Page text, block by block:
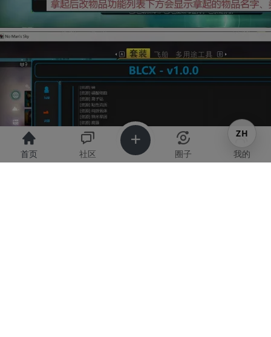
共51
共21
共18
共32
共36
首页 社区 圈子 我的
ZH